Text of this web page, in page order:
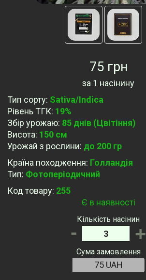
75 грн
за 1 насінину
Тип сорту: Sativa/Indica
Рівень ТГК: 19%
Збір урожаю: 85 днів (Цвітіння)
Висота: 150 см
Урожай з рослини: до 200 гр
Країна походження: Голландія
Тип: Фотоперіодичний
Код товару: 255
Є в наявності
Кількість насінин
- +
Сума замовлення